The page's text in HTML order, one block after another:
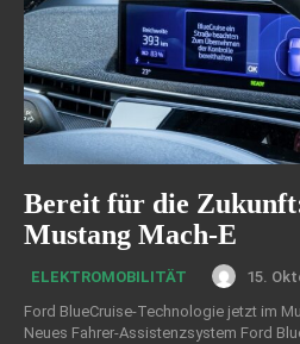
Bereit für die
Mustang Mach-E
ELEKTROMOBILITÄT
15.
Ford BlueCruise-Technologie jetzt im
Neues Fahrer-Assistenzsystem Ford